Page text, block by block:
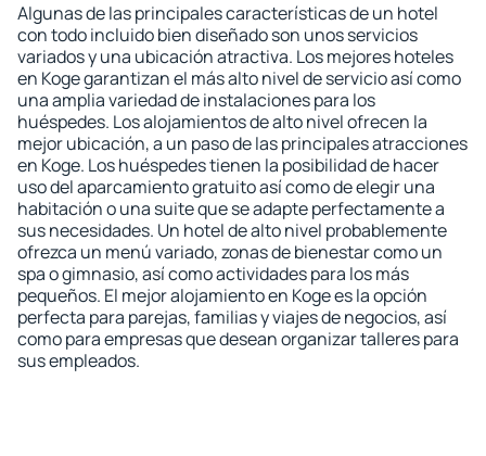
Algunas de las principales características de un hotel
con todo incluido bien diseñado son unos servicios
variados y una ubicación atractiva. Los mejores hoteles
en Koge garantizan el más alto nivel de servicio así como
una amplia variedad de instalaciones para los
huéspedes. Los alojamientos de alto nivel ofrecen la
mejor ubicación, a un paso de las principales atracciones
en Koge. Los huéspedes tienen la posibilidad de hacer
uso del aparcamiento gratuito así como de elegir una
habitación o una suite que se adapte perfectamente a
sus necesidades. Un hotel de alto nivel probablemente
ofrezca un menú variado, zonas de bienestar como un
spa o gimnasio, así como actividades para los más
pequeños. El mejor alojamiento en Koge es la opción
perfecta para parejas, familias y viajes de negocios, así
como para empresas que desean organizar talleres para
sus empleados.